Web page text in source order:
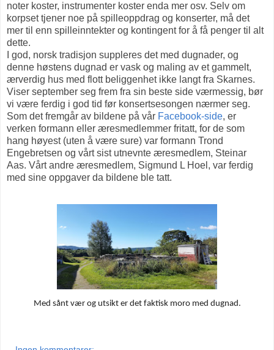
noter koster, instrumenter koster enda mer osv. Selv om
korpset tjener noe på spilleoppdrag og konserter, må det
mer til enn spilleinntekter og kontingent for å få penger til alt
dette.
I god, norsk tradisjon suppleres det med dugnader, og
denne høstens dugnad er vask og maling av et gammelt,
ærverdig hus med flott beliggenhet ikke langt fra Skarnes.
Viser september seg frem fra sin beste side værmessig, bør
vi være ferdig i god tid før konsertsesongen nærmer seg.
Som det fremgår av bildene på vår Facebook-side, er
verken formann eller æresmedlemmer fritatt, for de som
hang høyest (uten å være sure) var formann Trond
Engebretsen og vårt sist utnevnte æresmedlem, Steinar
Aas. Vårt andre æresmedlem, Sigmund L Hoel, var ferdig
med sine oppgaver da bildene ble tatt.
Med sånt vær og utsikt er det faktisk moro med dugnad.